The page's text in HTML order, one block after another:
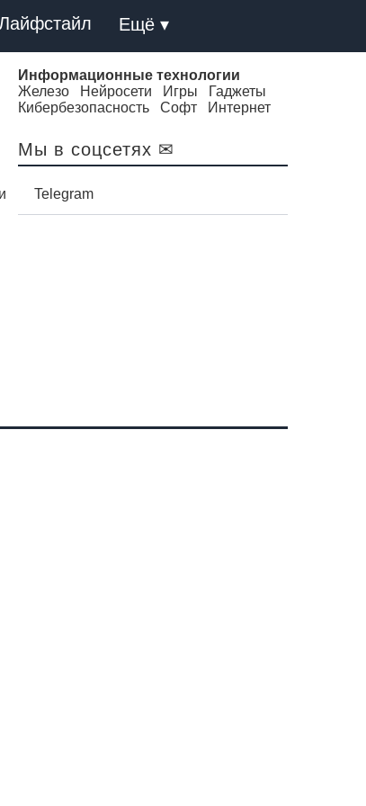
Ещё ▾
Информационные технологии
Железо
Нейросети Игры
Гаджеты
Кибербезопасность
Софт Интернет
Мы в соцсетях ✉
Telegram